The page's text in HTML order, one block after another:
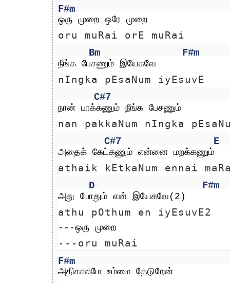
F#m
ஒரு முறை ஒரே முறை
oru muRai orE muRai
Bm
F#m
நீங்க பேசணும் இயேசுவே
nIngka pEsaNum iyEsuvE
C#7
நான் பாக்கணும் நீங்க பேசணும்
nan pakkaNum nIngka
C#7
E
அதைக் கேட்கணும் என்னை மறக்கணும்
athaik kEtkaNum ennai
D
F#m
அது போதும் என் இயேசுவே(2)
athu pOthum en iyEsuvE2
---ஒரு முறை
---oru muRai
F#m
அதிகாலமே உம்மை தேடுறேன்